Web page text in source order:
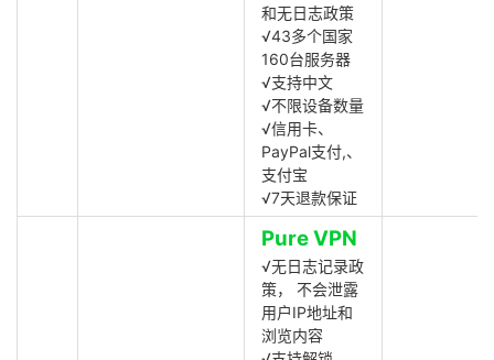
和无日志政策
√43多个国家
160台服务器
√支持中文
√不限设备数量
√信用卡、
PayPal支付,、
支付宝
√7天退款保证
Pure VPN
√无日志记录政
策， 不会泄露
用户IP地址和
浏览内容